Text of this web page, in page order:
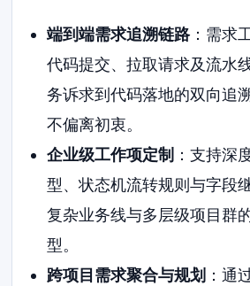
端到端需求追溯链路：需求
代码提交、拉取请求及流水
务诉求到代码落地的双向追
不偏离初衷。
企业级工作项定制 ：支持深
型、状态机流转规则与字段
复杂业务线与多层级项目群
型。
跨项目需求聚合与规划 ：通